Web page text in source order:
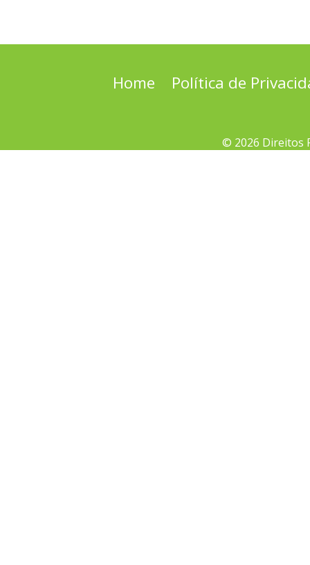
Home Política de
© 2026 Direitos